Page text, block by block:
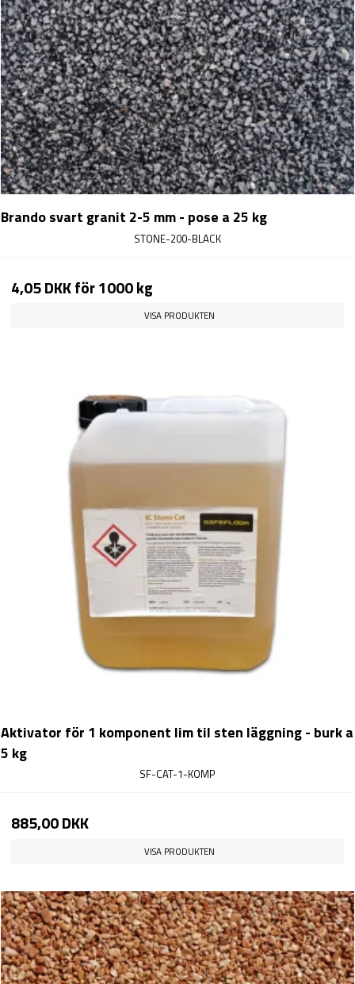
Brando svart granit 2-5 mm - pose a 25 kg
STONE-200-BLACK
4,05 DKKför 1000 kg
VISA PRODUKTEN
Aktivator för 1 komponent lim til sten läggning - burk a
5 kg
SF-CAT-1-KOMP
885,00 DKK
VISA PRODUKTEN